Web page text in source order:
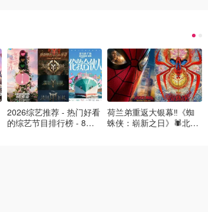
2026综艺推荐 - 热门好看
的综艺节目排行榜 - 8月
荷兰弟重返大银幕‼️《蜘
蛛侠：崭新之日》🕷️北美